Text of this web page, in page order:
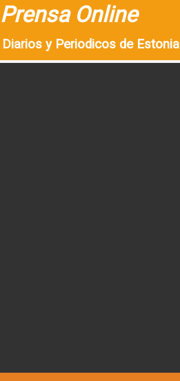
Prensa Online
Diarios y Periodicos de Estonia